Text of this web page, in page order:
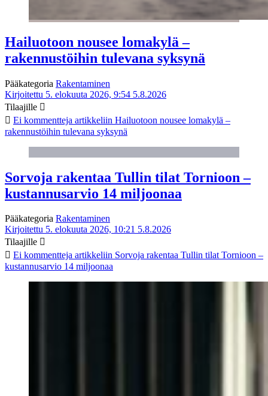
Hailuotoon nousee lomakylä –
rakennustöihin tulevana syksynä
Pääkategoria Rakentaminen
Kirjoitettu 5. elokuuta 2026, 9:54 5.8.2026
Tilaajille
Ei kommentteja artikkeliin Hailuotoon nousee lomakylä –
rakennustöihin tulevana syksynä
Sorvoja rakentaa Tullin tilat Tornioon –
kustannusarvio 14 miljoonaa
Pääkategoria Rakentaminen
Kirjoitettu 5. elokuuta 2026, 10:21 5.8.2026
Tilaajille
Ei kommentteja artikkeliin Sorvoja rakentaa Tullin tilat Tornioon –
kustannusarvio 14 miljoonaa